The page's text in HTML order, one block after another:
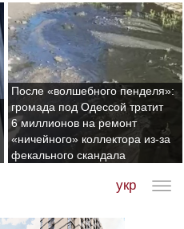
После «волшебного пенделя»:
громада под Одессой тратит
6 миллионов на ремонт
«ничейного» коллектора из-за
фекального скандала
укр